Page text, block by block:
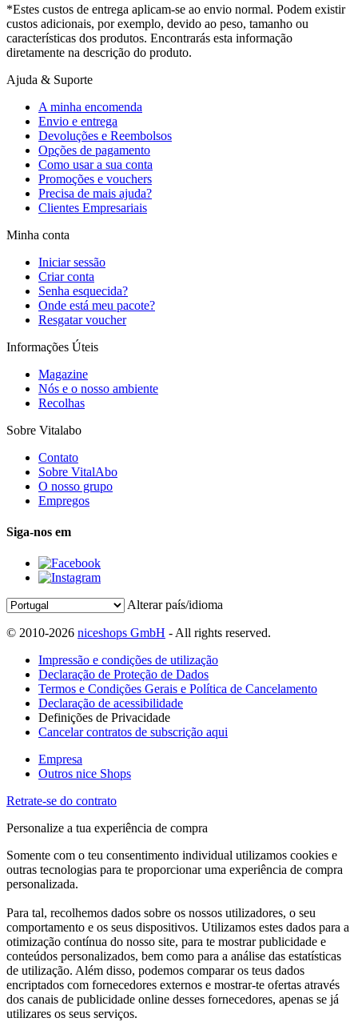
*Estes custos de entrega aplicam-se ao envio normal. Podem existir
custos adicionais, por exemplo, devido ao peso, tamanho ou
características dos produtos. Encontrarás esta informação
diretamente na descrição do produto.
Ajuda & Suporte
A minha encomenda
Envio e entrega
Devoluções e Reembolsos
Opções de pagamento
Como usar a sua conta
Promoções e vouchers
Precisa de mais ajuda?
Clientes Empresariais
Minha conta
Iniciar sessão
Criar conta
Senha esquecida?
Onde está meu pacote?
Resgatar voucher
Informações Úteis
Magazine
Nós e o nosso ambiente
Recolhas
Sobre Vitalabo
Contato
Sobre VitalAbo
O nosso grupo
Empregos
Siga-nos em
Alterar país/idioma
© 2010-2026 niceshops GmbH - All rights reserved.
Impressão e condições de utilização
Declaração de Proteção de Dados
Termos e Condições Gerais e Política de Cancelamento
Declaração de acessibilidade
Definições de Privacidade
Cancelar contratos de subscrição aqui
Empresa
Outros nice Shops
Retrate-se do contrato
Personalize a tua experiência de compra
Somente com o teu consentimento individual utilizamos cookies e
outras tecnologias para te proporcionar uma experiência de compra
personalizada.
Para tal, recolhemos dados sobre os nossos utilizadores, o seu
comportamento e os seus dispositivos. Utilizamos estes dados para a
otimização contínua do nosso site, para te mostrar publicidade e
conteúdos personalizados, bem como para a análise das estatísticas
de utilização. Além disso, podemos comparar os teus dados
encriptados com fornecedores externos e mostrar-te ofertas através
dos canais de publicidade online desses fornecedores, apenas se já
utilizares os seus serviços.